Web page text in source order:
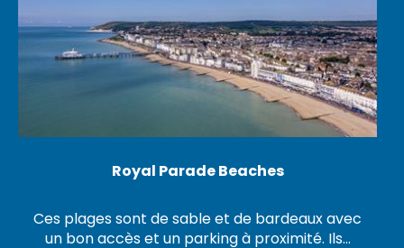
Royal Parade Beaches
Ces plages sont de sable et de bardeaux avec
un bon accès et un parking à proximité. Ils…